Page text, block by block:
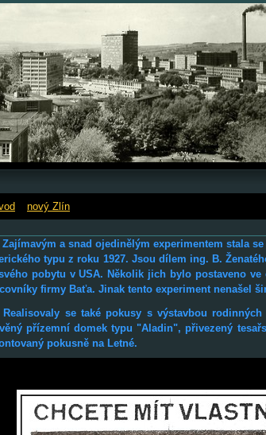
nový Zlín
a snad ojedinělým experimentem stala se
typu z roku 1927. Jsou dílem ing. B.
pobytu v USA. Několik jich bylo postaveno
firmy Baťa. Jinak tento experiment nenašel
se také pokusy s výstavbou rodinných
přízemní domek typu "Aladin", přivezený
pokusně na Letné.